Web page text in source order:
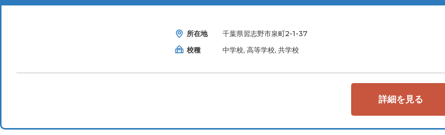
所在地
千葉県習志野市泉町2-1-37
校種
中学校, 高等学校, 共学校
詳細を見る